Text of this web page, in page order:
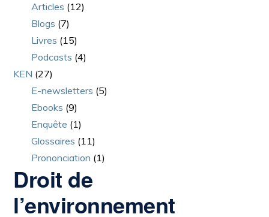
Articles (12)
Blogs (7)
Livres (15)
Podcasts (4)
KEN (27)
E-newsletters (5)
Ebooks (9)
Enquête (1)
Glossaires (11)
Prononciation (1)
Droit de
l’environnement